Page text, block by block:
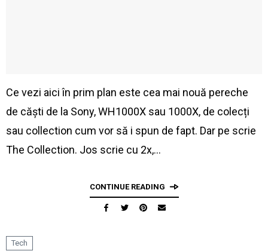
Ce vezi aici în prim plan este cea mai nouă pereche
de căști de la Sony, WH1000X sau 1000X, de colecți
sau collection cum vor să i spun de fapt. Dar pe scrie
The Collection. Jos scrie cu 2x,…
CONTINUE READING
Tech